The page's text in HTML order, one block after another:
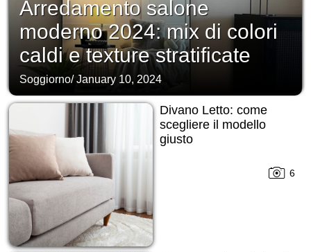
Arredamento salone
moderno 2024: mix di colori
caldi e texture stratificate
Soggiorno/January 10, 2024
Divano Letto: come
scegliere il modello
giusto
6